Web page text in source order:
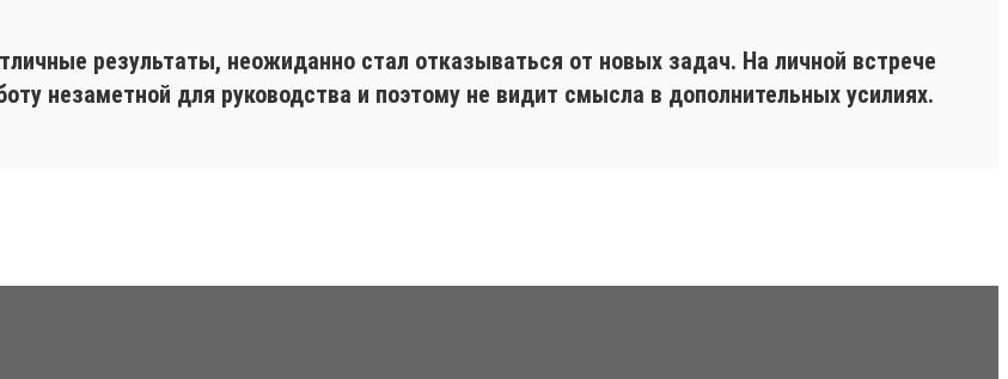
результаты, неожиданно стал отказываться от новых задач. На личной встрече
незаметной для руководства и поэтому не видит смысла в дополнительных усилиях.